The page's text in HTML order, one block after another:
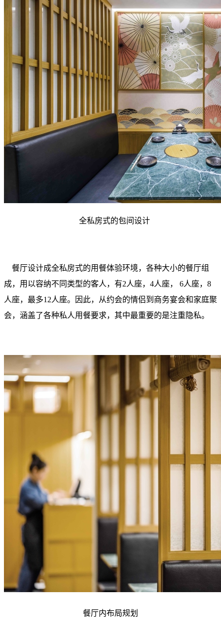
全私房式的包间设计
餐厅设计成全私房式的用餐体验环境，各种大小的餐厅组
成，用以容纳不同类型的客人，有2人座，4人座， 6人座，8
人座，最多12人座。因此，从约会的情侣到商务宴会和家庭聚
会，涵盖了各种私人用餐要求，其中最重要的是注重隐私。
餐厅内布局规划